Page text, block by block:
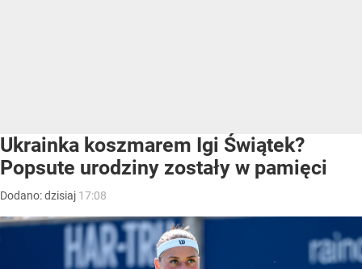
Ukrainka koszmarem Igi Świątek?
Popsute urodziny zostały w pamięci
Dodano:dzisiaj 17:08